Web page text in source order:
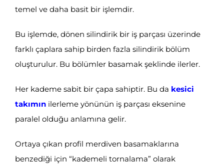
temel ve daha basit bir işlemdir.
Bu işlemde, dönen silindirik bir iş parçası üzerinde
farklı çaplara sahip birden fazla silindirik bölüm
oluşturulur. Bu bölümler basamak şeklinde ilerler.
Her kademe sabit bir çapa sahiptir. Bu da kesici
takımınilerleme yönünün iş parçası eksenine
paralel olduğu anlamına gelir.
Ortaya çıkan profil merdiven basamaklarına
benzediği için “kademeli tornalama” olarak